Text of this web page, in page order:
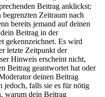
Beitrag anklickst;
Zeitraum nach
bereits jemand auf deinen
Beitrag in der
gekennzeichnet. Es wird
letzte Zeitpunkt der
Hinweis erscheint nicht,
Beitrag geantwortet hat oder
deinen Beitrag
jedoch, falls sie es für nötig
warum dein Beitrag